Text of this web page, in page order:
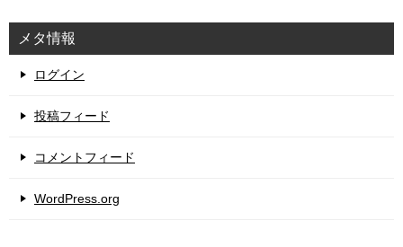
メタ情報
ログイン
投稿フィード
コメントフィード
WordPress.org